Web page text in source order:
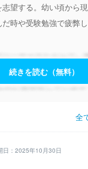
望する。幼い頃から
時や受験勉強で疲弊
続きを読む（無料）
全
日：2025年10月30日